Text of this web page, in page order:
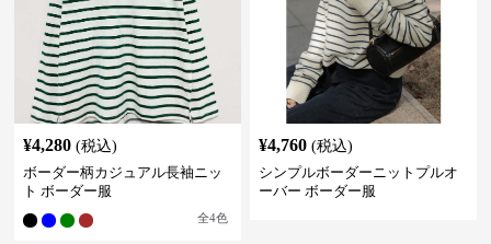
¥4,280 (税込)
ボーダー柄カジュアル長袖ニッ
ト ボーダー服
全4色
¥4,760 (税込)
シンプルボーダーニットプルオ
ーバー ボーダー服